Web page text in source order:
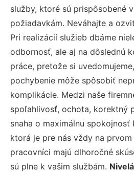
služby, ktoré sú prispôsobené
požiadavkám. Neváhajte a
Pri realizácií služieb dbáme
odbornosť, ale aj na dôslednú
práce, pretože si
pochybenie môže spôsobiť
komplikácie. Medzi naše
spoľahlivosť, ochota, korektný
snaha o maximálnu spokojnosť
ktorá je pre nás vždy na prvom
pracovníci majú dlhoročné
sú plne k vašim službám.